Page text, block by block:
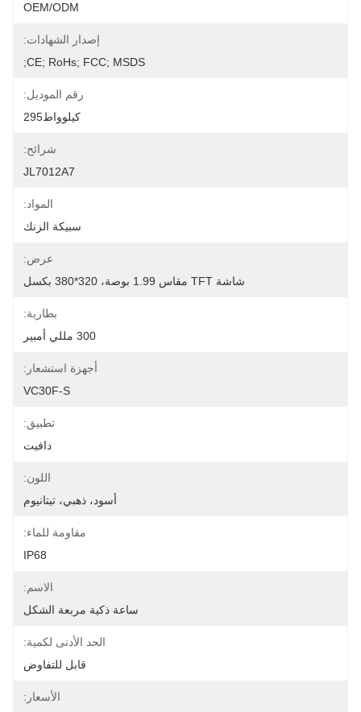
OEM/ODM
إصدار الشهادات:
CE; RoHs; FCC; MSDS;
رقم الموديل:
كيلوواط295
شرائح:
JL7012A7
المواد:
سبيكة الزنك
عرض:
شاشة TFT مقاس 1.99 بوصة، 320*380 بكسل
بطارية:
300 مللي أمبير
أجهزة استشعار:
VC30F-S
تطبيق:
دافيت
اللون:
أسود، ذهبي، تيتانيوم
مقاومة للماء:
IP68
الاسم:
ساعة ذكية مربعة الشكل
الحد الأدنى لكمية:
قابل للتفاوض
الأسعار: